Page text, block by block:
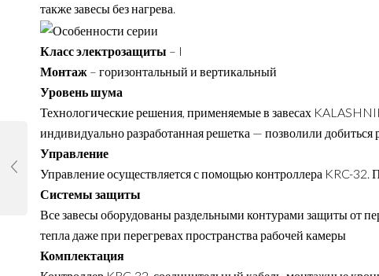
также завесы без нагрева.
Класс электрозащиты – I
Монтаж – горизонтальный и вертикальный
Уровень шума
Технологические решения, применяемые в завесах
индивидуально разработанная решетка — позволили
Управление
Управление осуществляется с помощью контроллера KRC-
Системы защиты
Все завесы оборудованы раздельными контурами защиты от
тепла даже при перегревах пространства рабочей камеры
Комплектация